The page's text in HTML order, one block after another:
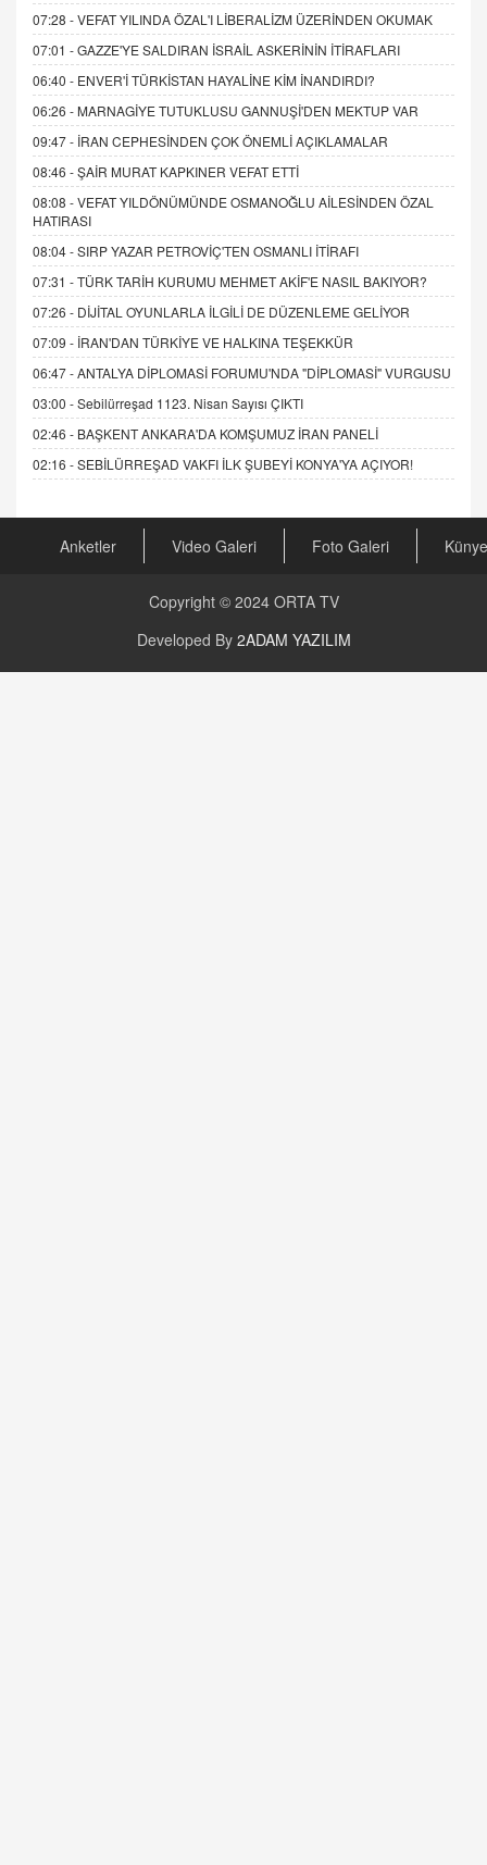
07:28 -VEFAT YILINDA ÖZAL'I LİBERALİZM ÜZERİNDEN OKUMAK
07:01 -GAZZE'YE SALDIRAN İSRAİL ASKERİNİN İTİRAFLARI
06:40 - ENVER'İ TÜRKİSTAN HAYALİNE KİM İNANDIRDI?
06:26 - MARNAGİYE TUTUKLUSU GANNUŞİ'DEN MEKTUP VAR
09:47 - İRAN CEPHESİNDEN ÇOK ÖNEMLİ AÇIKLAMALAR
08:46 -ŞAİR MURAT KAPKINER VEFAT ETTİ
08:08 -VEFAT YILDÖNÜMÜNDE OSMANOĞLU AİLESİNDEN ÖZAL
HATIRASI
08:04 -SIRP YAZAR PETROVİÇ'TEN OSMANLI İTİRAFI
07:31 -TÜRK TARİH KURUMU MEHMET AKİF'E NASIL BAKIYOR?
07:26 - DİJİTAL OYUNLARLA İLGİLİ DE DÜZENLEME GELİYOR
07:09 - İRAN'DAN TÜRKİYE VE HALKINA TEŞEKKÜR
06:47 -ANTALYA DİPLOMASİ FORUMU'NDA "DİPLOMASİ" VURGUSU
03:00 -Sebilürreşad 1123. Nisan Sayısı ÇIKTI
02:46 - BAŞKENT ANKARA'DA KOMŞUMUZ İRAN PANELİ
02:16 -SEBİLÜRREŞAD VAKFI İLK ŞUBEYİ KONYA'YA AÇIYOR!
Anketler Video Galeri Foto Galeri Künye
Copyright © 2024 ORTA TV
Developed By 2ADAM YAZILIM